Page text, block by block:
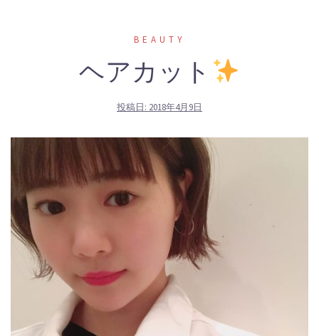
BEAUTY
ヘアカット
投稿日: 2018年4月9日